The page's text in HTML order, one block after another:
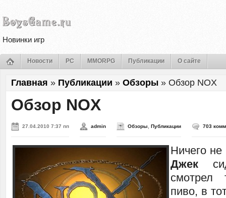
Новинки игр
Новости PC MMORPG Публикации О сайте
Главная » Публикации » Обзоры » Обзор NOX
Обзор NOX
27.04.2010 7:37 пп admin Обзоры Публикации 703
Ничего
Джек
смотрел
пиво, в